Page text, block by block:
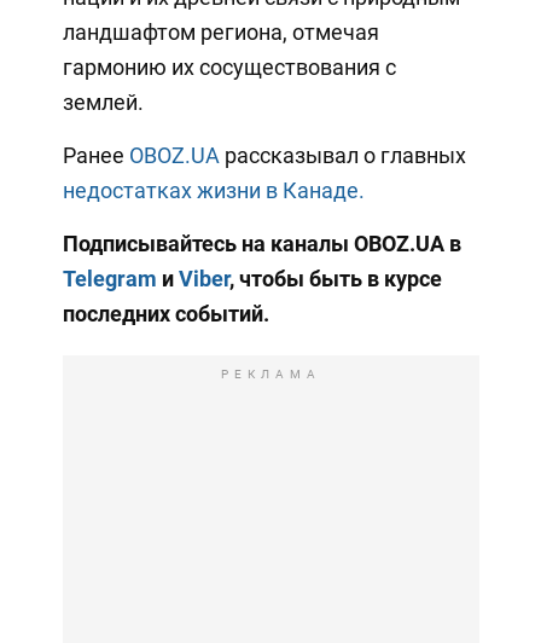
ландшафтом региона, отмечая
гармонию их сосуществования с
землей.
Ранее OBOZ.UA рассказывал о главных
недостатках жизни в Канаде.
Подписывайтесь на каналы OBOZ.UA в
Telegram иViber, чтобы быть в курсе
последних событий.
РЕКЛАМА